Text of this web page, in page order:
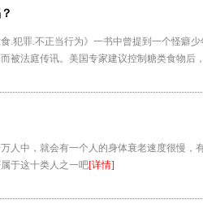
.犯罪.不正当行为》一书中曾提到一个怪癖
被法庭传讯。美国专家建议控制糖类食物后
人中，就会有一个人的身体衰老速度很慢，
于这十类人之一吧[详情]